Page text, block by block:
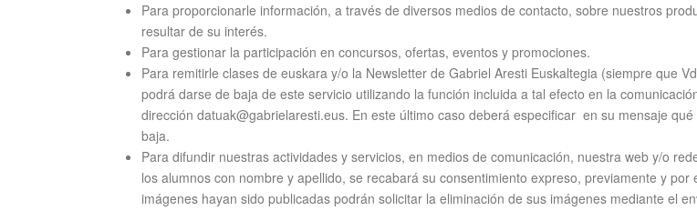
Para proporcionarle información, a través de diversos medios de contacto, sobre nuestros
resultar de su interés.
Para gestionar la participación en concursos, ofertas, eventos y promociones.
Para remitirle clases de euskara y/o la Newsletter de Gabriel Aresti Euskaltegia (siempre que
podrá darse de baja de este servicio utilizando la función incluida a tal efecto en la
dirección datuak@gabrielaresti.eus. En este último caso deberá especificar en su mensaje
baja.
Para difundir nuestras actividades y servicios, en medios de comunicación, nuestra web y/o
los alumnos con nombre y apellido, se recabará su consentimiento expreso, previamente y
imágenes hayan sido publicadas podrán solicitar la eliminación de sus imágenes mediante el